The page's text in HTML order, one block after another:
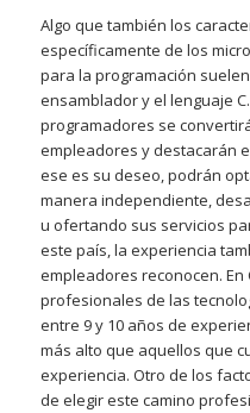
Algo que también los
específicamente de los
para la programación
ensamblador y el lenguaje
programadores se
empleadores y destacarán
ese es su deseo, podrán
manera independiente,
u ofertando sus servicios
este país, la experiencia
empleadores reconocen.
profesionales de las
entre 9 y 10 años de
más alto que aquellos que
experiencia. Otro de los
de elegir este camino